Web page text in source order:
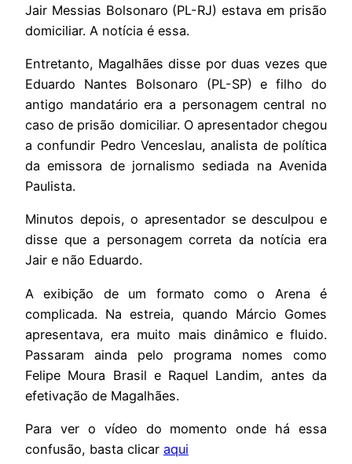
Jair Messias Bolsonaro (PL-RJ) estava em prisão
domiciliar. A notícia é essa.
Entretanto, Magalhães disse por duas vezes que
Eduardo Nantes Bolsonaro (PL-SP) e filho do
antigo mandatário era a personagem central no
caso de prisão domiciliar. O apresentador chegou
a confundir Pedro Venceslau, analista de política
da emissora de jornalismo sediada na Avenida
Paulista.
Minutos depois, o apresentador se desculpou e
disse que a personagem correta da notícia era
Jair e não Eduardo.
A exibição de um formato como o Arena é
complicada. Na estreia, quando Márcio Gomes
apresentava, era muito mais dinâmico e fluido.
Passaram ainda pelo programa nomes como
Felipe Moura Brasil e Raquel Landim, antes da
efetivação de Magalhães.
Para ver o vídeo do momento onde há essa
confusão, basta clicar aqui